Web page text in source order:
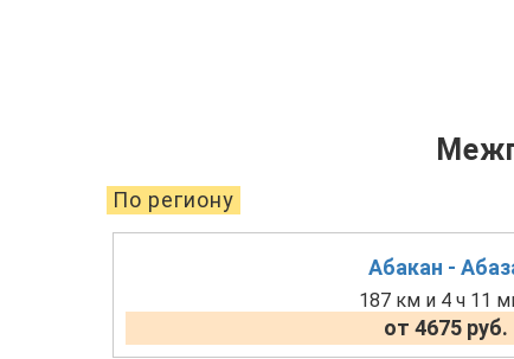
По региону
Абакан -
187 км и 4 ч 11
от 4675 руб.